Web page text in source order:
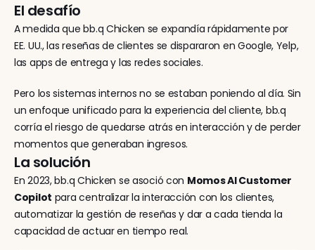
El desafío
A medida que bb.q Chicken se expandía rápidamente por
EE. UU., las reseñas de clientes se dispararon en Google, Yelp,
las apps de entrega y las redes sociales.
Pero los sistemas internos no se estaban poniendo al día. Sin
un enfoque unificado para la experiencia del cliente, bb.q
corría el riesgo de quedarse atrás en interacción y de perder
momentos que generaban ingresos.
La solución
En 2023, bb.q Chicken se asoció con Momos AI Customer
Copilot para centralizar la interacción con los clientes,
automatizar la gestión de reseñas y dar a cada tienda la
capacidad de actuar en tiempo real.